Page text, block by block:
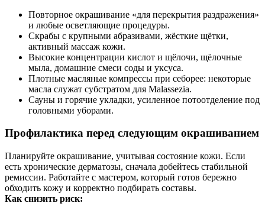
Повторное окрашивание «для перекрытия раздражения»
и любые осветляющие процедуры.
Скрабы с крупными абразивами, жёсткие щётки,
активный массаж кожи.
Высокие концентрации кислот и щёлочи, щёлочные
мыла, домашние смеси соды и уксуса.
Плотные масляные компрессы при себорее: некоторые
масла служат субстратом для Malassezia.
Сауны и горячие укладки, усиленное потоотделение под
головными уборами.
Профилактика перед следующим окрашиванием
Планируйте окрашивание, учитывая состояние кожи. Если
есть хронические дерматозы, сначала добейтесь стабильной
ремиссии. Работайте с мастером, который готов бережно
обходить кожу и корректно подбирать составы.
Как снизить риск: